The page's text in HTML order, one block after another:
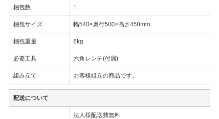
梱包数 1
梱包サイズ 幅540×奥行500×高さ450mm
梱包重量 6kg
必要工具 六角レンチ(付属)
組み立て お客様組立の商品です。
配送について
法人様配送費無料